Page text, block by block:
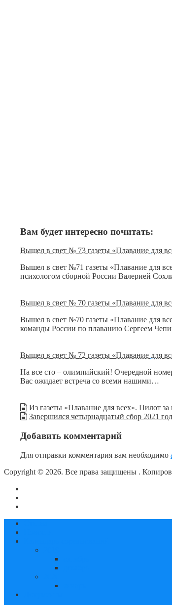
Вам будет интересно почитать:
Вышел в свет № 73 газеты «Плавание для
Вышел в свет №71 газеты «Плавание для
психологом сборной России Валерией
Вышел в свет № 70 газеты «Плавание для
Вышел в свет №70 газеты «Плавание для
команды России по плаванию Сергеем
Вышел в свет № 72 газеты «Плавание для
На все сто – олимпийский! Очередной
Вас ожидает встреча со всеми нашими…
Из газеты «Плавание для всех». Пилот
Завершился четырнадцатый сбор 2021
Добавить комментарий
Для отправки комментария вам необходимо
Copyright © 2026. Все права защищены .